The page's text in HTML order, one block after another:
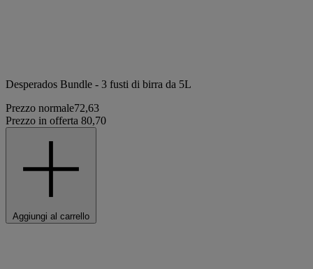
Desperados Bundle - 3 fusti di birra da 5L
Prezzo normale72,63
Prezzo in offerta 80,70
Aggiungi al carrello